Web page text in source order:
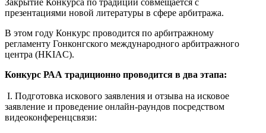
Закрытие Конкурса по традиции совмещается с
презентациями новой литературы в сфере арбитража.
В этом году Конкурс проводится по арбитражному
регламенту Гонконгского международного арбитражного
центра (HKIAC).
Конкурс РАА традиционно проводится в два этапа:
I. Подготовка искового заявления и отзыва на исковое
заявление и проведение онлайн-раундов посредством
видеоконференцсвязи: